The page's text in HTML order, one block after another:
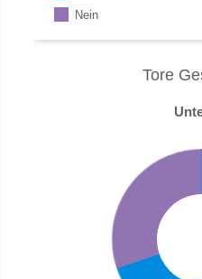
Nein
Tore